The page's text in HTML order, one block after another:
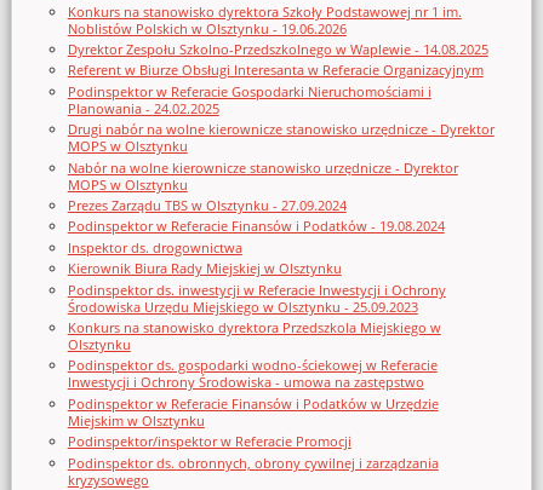
Konkurs na stanowisko dyrektora Szkoły Podstawowej nr 1 im.
Noblistów Polskich w Olsztynku - 19.06.2026
Dyrektor Zespołu Szkolno-Przedszkolnego w Waplewie - 14.08.2025
Referent w Biurze Obsługi Interesanta w Referacie Organizacyjnym
Podinspektor w Referacie Gospodarki Nieruchomościami i
Planowania - 24.02.2025
Drugi nabór na wolne kierownicze stanowisko urzędnicze - Dyrektor
MOPS w Olsztynku
Nabór na wolne kierownicze stanowisko urzędnicze - Dyrektor
MOPS w Olsztynku
Prezes Zarządu TBS w Olsztynku - 27.09.2024
Podinspektor w Referacie Finansów i Podatków - 19.08.2024
Inspektor ds. drogownictwa
Kierownik Biura Rady Miejskiej w Olsztynku
Podinspektor ds. inwestycji w Referacie Inwestycji i Ochrony
Środowiska Urzędu Miejskiego w Olsztynku - 25.09.2023
Konkurs na stanowisko dyrektora Przedszkola Miejskiego w
Olsztynku
Podinspektor ds. gospodarki wodno-ściekowej w Referacie
Inwestycji i Ochrony Środowiska - umowa na zastępstwo
Podinspektor w Referacie Finansów i Podatków w Urzędzie
Miejskim w Olsztynku
Podinspektor/inspektor w Referacie Promocji
Podinspektor ds. obronnych, obrony cywilnej i zarządzania
kryzysowego